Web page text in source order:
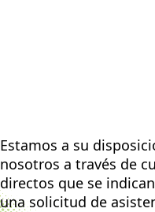
Estamos a su
nosotros a través de
directos que se
una solicitud de